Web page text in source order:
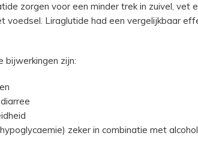
zorgen voor een minder trek in zuivel,
voedsel. Liraglutide had een vergelijkbaar
bijwerkingen zijn:
zeker in combinatie met